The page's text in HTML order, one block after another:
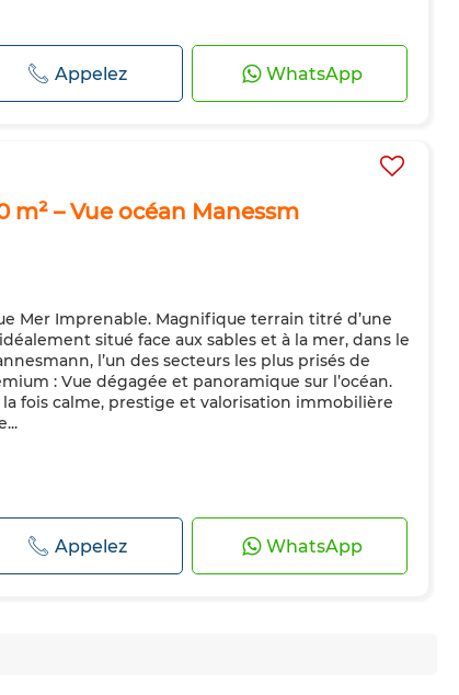
Appelez WhatsApp
m² – Vue océan Manessm
Mer Imprenable. Magnifique terrain titré d’une
situé face aux sables et à la mer, dans le
l’un des secteurs les plus prisés de
: Vue dégagée et panoramique sur l’océan.
fois calme, prestige et valorisation immobilière
Appelez WhatsApp